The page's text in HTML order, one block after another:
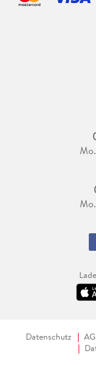
Datenschutz